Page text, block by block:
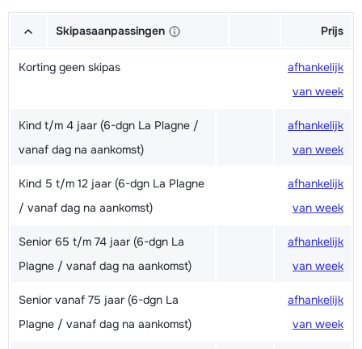
Skipasaanpassingen Prijs
Korting geen skipas
afhankelijk
van week
Kind t/m 4 jaar (6-dgn La Plagne /
vanaf dag na aankomst)
afhankelijk
van week
Kind 5 t/m 12 jaar (6-dgn La Plagne
/ vanaf dag na aankomst)
afhankelijk
van week
Senior 65 t/m 74 jaar (6-dgn La
Plagne / vanaf dag na aankomst)
afhankelijk
van week
Senior vanaf 75 jaar (6-dgn La
Plagne / vanaf dag na aankomst)
afhankelijk
van week